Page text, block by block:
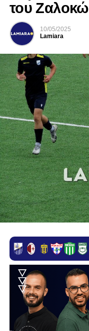
του
10/05/2025
Lamiara